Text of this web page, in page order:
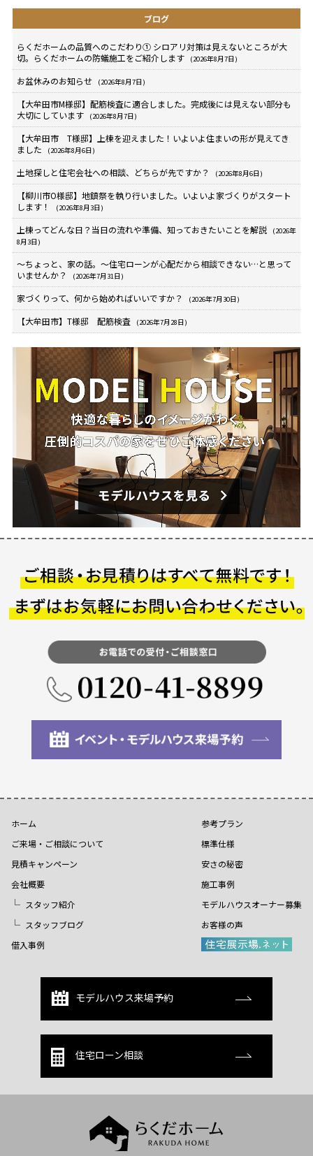
ブログ
らくだホームの品質へのこだわり① シロアリ対策は見えないところが大
切。らくだホームの防蟻施工をご紹介します
(2026年8月7日)
お盆休みのお知らせ (2026年8月7日)
【大牟田市M様邸】配筋検査に適合しました。完成後には見えない部分も
大切にしています
(2026年8月7日)
【大牟田市 T様邸】上棟を迎えました！いよいよ住まいの形が見えてき
ました
(2026年8月6日)
土地探しと住宅会社への相談、どちらが先ですか？ (2026年8月6日)
【柳川市O様邸】地鎮祭を執り行いました。いよいよ家づくりがスタート
します！
(2026年8月3日)
上棟ってどんな日？当日の流れや準備、知っておきたいことを解説
(2026年
8月3日)
～ちょっと、家の話。～住宅ローンが心配だから相談できない…と思って
いませんか？
(2026年7月31日)
家づくりって、何から始めればいいですか？ (2026年7月30日)
【大牟田市】T様邸 配筋検査 (2026年7月28日)
ホーム
ご来場・ご相談について
見積キャンペーン
会社概要
スタッフ紹介
スタッフブログ
借入事例
参考プラン
標準仕様
安さの秘密
施工事例
モデルハウスオーナー募集
お客様の声
モデルハウス来場予約
住宅ローン相談